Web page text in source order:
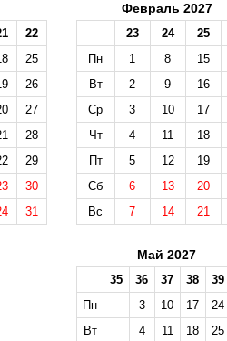
22
25
26
27
28
29
30
31
Февраль 2027
23 24
25
Пн
1 8
15
Вт
2 9
16
Ср
3 10
17
Чт
4 11
18
Пт
5 12
19
Сб
6 13
20
Вс
7 14 21
Май 2027
35 36 37 38
39
Пн
3 10 17
24
Вт
4 11 18
25